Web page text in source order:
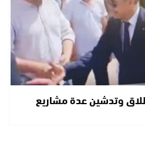
وتدشين عدة مشاريع